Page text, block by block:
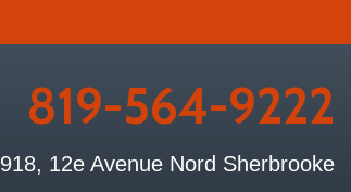
819-564-9222
918, 12e Avenue Nord Sherbrooke